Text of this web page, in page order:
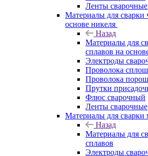
Ленты сварочные
Материалы для сварки
основе никеля
Назад
Материалы для
сплавов на
Электроды
Проволока
Проволока
Прутки
Флюс сварочный
Ленты сварочные
Материалы для сварки
Назад
Материалы для
сплавов
Электроды